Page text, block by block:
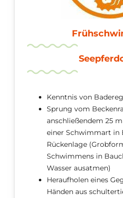
Kenntnis von
Sprung vom
anschließendem 25
einer Schwimmart in
Rückenlage
Schwimmens in
Wasser ausatmen)
Heraufholen eines
Händen aus